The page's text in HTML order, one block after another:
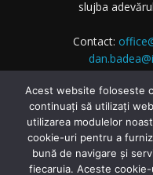
slujba
Contact:
© 2025 Investigative-
Acest website foloseste
continuați să utilizați
utilizarea modulelor
cookie-uri pentru a
bună de navigare și
fiecaruia. Aceste